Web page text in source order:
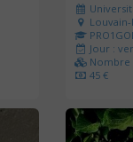
Jour :
Nombre
45 €